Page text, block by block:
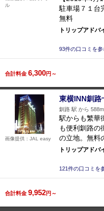
駐車場７１台
無料
トリップアドバ
93件の口コミを
ル
合計料金 6,300円～
東横INN釧路
釧路 駅 から 588m
駅からも繁華
も便利釧路の
の立地。無料
トリップアドバ
121件の口コミを
画像提供：JAL easy
合計料金 9,952円～